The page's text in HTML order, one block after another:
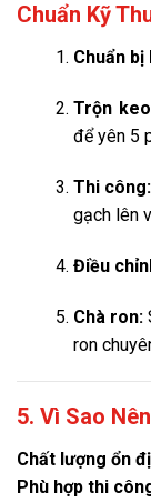
Chuẩn Kỹ
Chuẩn bị
Trộn
để yên 5
Thi công:
gạch lên
Điều
Chà ron:
ron
5. Vì Sao
Chất lượng ổn
Phù hợp thi